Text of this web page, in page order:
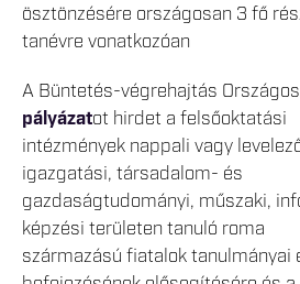
ösztönzésére országosan 3 fő
tanévre vonatkozóan
A Büntetés-végrehajtás
pályázatot hirdet a felsőoktatási
intézmények nappali vagy
igazgatási, társadalom- és
gazdaságtudományi, műszaki,
képzési területen tanuló roma
származású fiatalok tanulmányai